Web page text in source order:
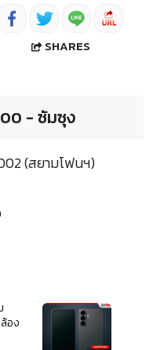
SHARES
- ซัมซุง
(สยามโฟนฯ)
อง